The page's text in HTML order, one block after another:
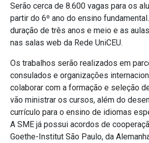
Serão cerca de 8.600 vagas para os
partir do 6º ano do ensino
duração de três anos e meio e as
nas salas web da Rede UniCEU.
Os trabalhos serão realizados em
consulados e organizações
colaborar com a formação e seleção
vão ministrar os cursos, além do
currículo para o ensino de idiomas
A SME já possui acordos de
Goethe-Institut São Paulo, da